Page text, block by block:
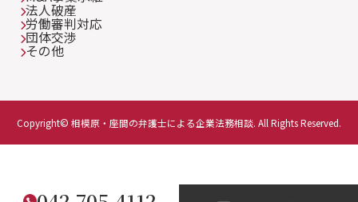
法人破産
労働審判対応
団体交渉
その他
Copyright© 相模原・座間の弁護士による企業法務相談. All Rights Reserved.